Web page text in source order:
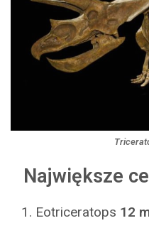
Największe
Eotriceratops 12